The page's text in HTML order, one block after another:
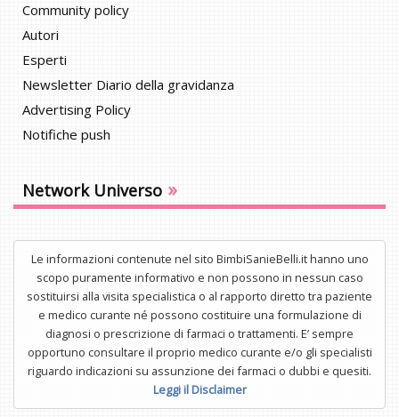
Community policy
Autori
Esperti
Newsletter Diario della gravidanza
Advertising Policy
Notifiche push
Network Universo »
Le informazioni contenute nel sito BimbiSanieBelli.it hanno uno
scopo puramente informativo e non possono in nessun caso
sostituirsi alla visita specialistica o al rapporto diretto tra paziente
e medico curante né possono costituire una formulazione di
diagnosi o prescrizione di farmaci o trattamenti. E’ sempre
opportuno consultare il proprio medico curante e/o gli specialisti
riguardo indicazioni su assunzione dei farmaci o dubbi e quesiti.
Leggi il Disclaimer